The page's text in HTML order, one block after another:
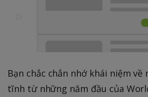
Bạn chắc chắn nhớ khái niệm
tĩnh từ những năm đầu của